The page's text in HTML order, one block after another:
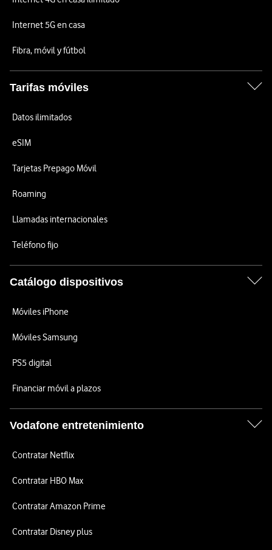
Internet 5G en casa
Fibra, móvil y fútbol
Tarifas móviles
Datos ilimitados
eSIM
Tarjetas Prepago Móvil
Roaming
Llamadas internacionales
Teléfono fijo
Catálogo dispositivos
Móviles iPhone
Móviles Samsung
PS5 digital
Financiar móvil a plazos
Vodafone entretenimiento
Contratar Netflix
Contratar HBO Max
Contratar Amazon Prime
Contratar Disney plus